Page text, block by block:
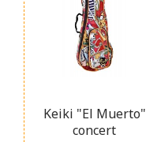
Keiki "El Muerto"
concert